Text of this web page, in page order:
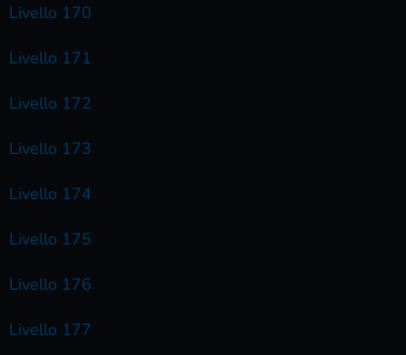
Livello 170
Livello 171
Livello 172
Livello 173
Livello 174
Livello 175
Livello 176
Livello 177